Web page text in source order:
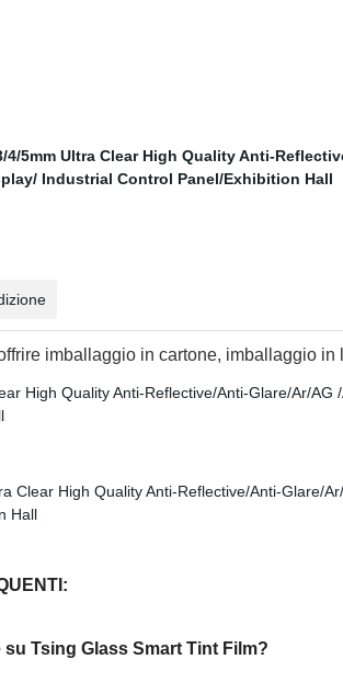
imballaggio in cartone, imballaggio
su Tsing Glass Smart Tint Film?